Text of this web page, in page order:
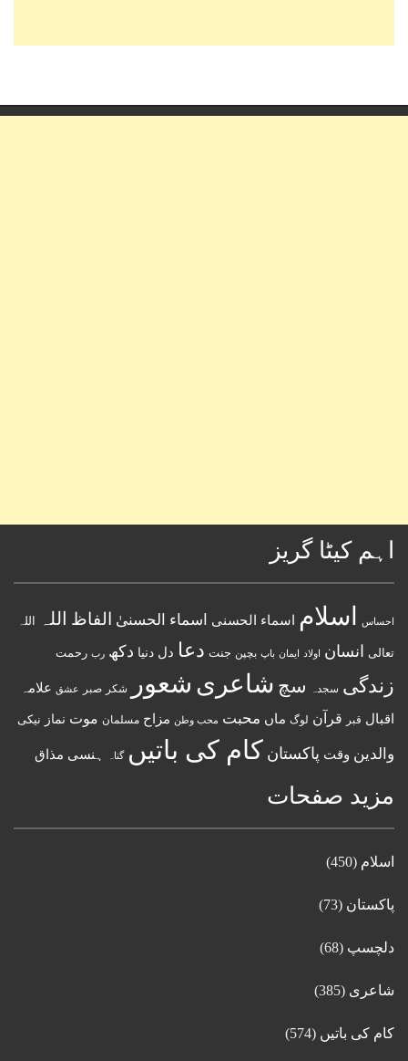
اہم کیٹا گریز
احساس اسلام اسماء الحسنى اسماء الحسنیٰ الفاظ اللہ اللہ
تعالی انسان اولاد ایمان باپ بچپن جنت دعا دل دنیا دکھ رب رحمت
زندگی سجدہ سچ شاعری شعور شکر صبر عشق علامہ
اقبال قبر قرآن لوگ ماں محبت محب وطن مزاح مسلمان موت نماز نیکی
والدین وقت پاکستان کام کی باتیں گناہ ہنسی مذاق
مزید صفحات
اسلام (450)
پاکستان (73)
دلچسپ (68)
شاعری (385)
کام کی باتیں (574)